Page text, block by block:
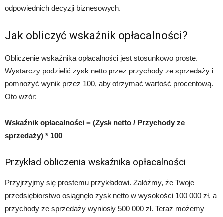
odpowiednich decyzji biznesowych.
Jak obliczyć wskaźnik opłacalności?
Obliczenie wskaźnika opłacalności jest stosunkowo proste.
Wystarczy podzielić zysk netto przez przychody ze sprzedaży i
pomnożyć wynik przez 100, aby otrzymać wartość procentową.
Oto wzór:
Wskaźnik opłacalności = (Zysk netto / Przychody ze
sprzedaży) * 100
Przykład obliczenia wskaźnika opłacalności
Przyjrzyjmy się prostemu przykładowi. Załóżmy, że Twoje
przedsiębiorstwo osiągnęło zysk netto w wysokości 100 000 zł, a
przychody ze sprzedaży wyniosły 500 000 zł. Teraz możemy